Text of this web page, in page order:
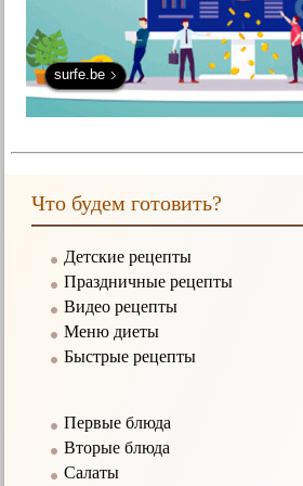
surfe.be
Что будем готовить?
Детские рецепты
Праздничные рецепты
Видео рецепты
Меню диеты
Быстрые рецепты
Первые блюда
Вторые блюда
Салаты